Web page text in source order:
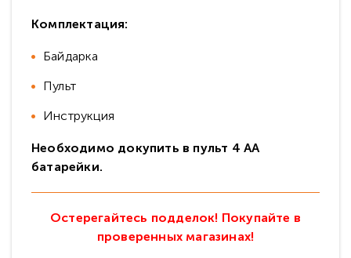
Комплектация:
Байдарка
Пульт
Инструкция
Необходимо докупить в пульт 4 АА
батарейки.
Остерегайтесь подделок! Покупайте в
проверенных магазинах!